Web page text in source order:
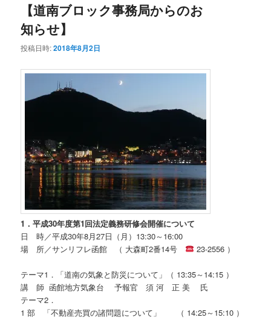
【道南ブロック事務局からのお
知らせ】
投稿日時:2018年8月2日
1．平成30年度第1回法定義務研修会開催について
日 時／平成30年8月27日（月）13:30～16:00
場 所／サンリフレ函館 （ 大森町2番14号
23-2556 ）
テーマ1．「道南の気象と防災について」（ 13:35～14:15 ）
講 師 函館地方気象台 予報官 須 河 正 美 氏
テーマ2．
1 部 「不動産売買の諸問題について」 （ 14:25～15:10 ）